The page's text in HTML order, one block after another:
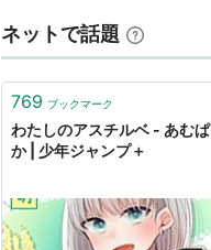
ネットで話題
769 ブックマーク
わたしのアスチルベ - あむぱ
か | 少年ジャンプ＋